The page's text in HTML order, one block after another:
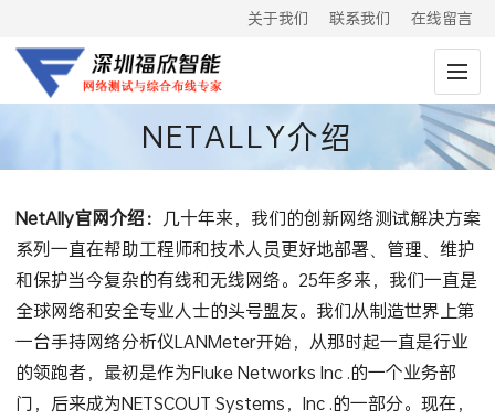
关于我们 联系我们 在线留言
NETALLY介绍
NetAlly官网介绍： 几十年来，我们的创新网络测试解决方案
系列一直在帮助工程师和技术人员更好地部署、管理、维护
和保护当今复杂的有线和无线网络。25年多来，我们一直是
全球网络和安全专业人士的头号盟友。我们从制造世界上第
一台手持网络分析仪LANMeter开始，从那时起一直是行业
的领跑者，最初是作为Fluke Networks Inc .的一个业务部
门，后来成为NETSCOUT Systems，Inc .的一部分。现在，